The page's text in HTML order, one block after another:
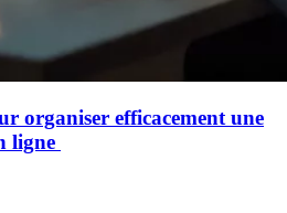
organiser efficacement une
ligne